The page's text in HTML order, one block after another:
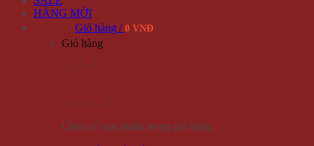
HÀNG MỚI
Giỏ hàng / 0 VNĐ
Giỏ hàng
Chưa có sản phẩm trong giỏ hàng.